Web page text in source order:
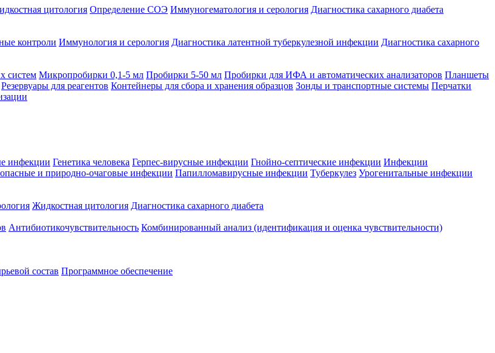
цитология Определение СОЭ Иммуногематология и серология Диагностика сахарного диабета
контроли Иммунология и серология Диагностика латентной туберкулезной инфекции Диагностика сахарного
систем Микропробирки 0,1-5 мл Пробирки 5-50 мл Пробирки для ИФА и автоматических анализаторов Планшеты
Резервуары для реагентов Контейнеры для сбора и хранения образцов Зонды и транспортные системы Перчатки
инфекции Генетика человека Герпес-вирусные инфекции Гнойно-септические инфекции Инфекции
и природно-очаговые инфекции Папилломавирусные инфекции Туберкулез Урогенитальные инфекции
Жидкостная цитология Диагностика сахарного диабета
Антибиотикочувствительность Комбинированный анализ (идентификация и оценка чувствительности)
состав Программное обеспечение